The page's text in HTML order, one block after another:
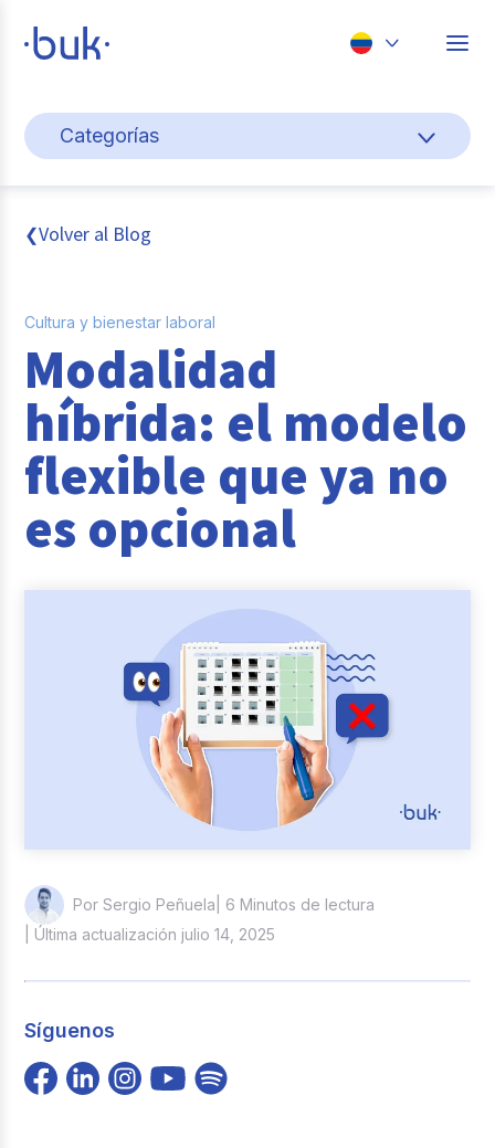
Perú
Categorías
Cultura y bienestar laboral
Gestión de personas
Pago de nómina
Buk
Transformación digital
Tendencias y Data
Reclutamiento y Selección
Columna del Experto
Entrevistas
❮Volver al Blog
Cultura y bienestar laboral
Modalidad
híbrida: el modelo
flexible que ya no
es opcional
Por Sergio Peñuela | 6 Minutos de lectura
| Última actualización julio 14, 2025
Síguenos